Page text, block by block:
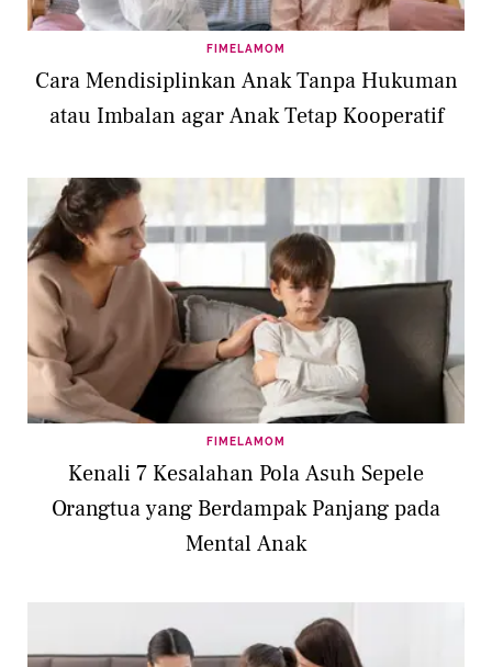
FIMELAMOM
Cara Mendisiplinkan Anak Tanpa Hukuman
atau Imbalan agar Anak Tetap Kooperatif
FIMELAMOM
Kenali 7 Kesalahan Pola Asuh Sepele
Orangtua yang Berdampak Panjang pada
Mental Anak